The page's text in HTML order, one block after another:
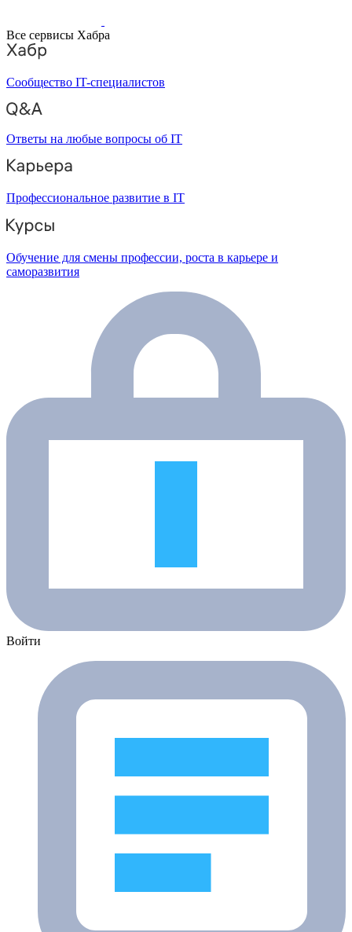
Все сервисы Хабра
Сообщество IT-специалистов
Ответы на любые вопросы об IT
Профессиональное развитие в IT
Обучение для смены профессии, роста в карьере и
саморазвития
Войти